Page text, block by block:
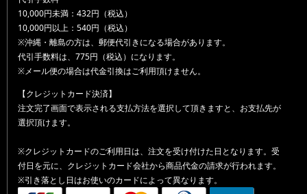
10,000円未満：432円（税込）
10,000円以上：540円（税込）
※沖縄・離島の方は、郵便代引きになる場合があります。
代引手数料は、775円（税込）になります。
※メール便の場合は代金引換はご利用頂けません。
【クレジットカード決済】
注文完了画面で表示される支払方法を選択して頂きますと、お支払先が
選択頂けます。
※クレジットカードのご利用日は、注文を受け付けた日となります。受
付日を元に、クレジットカード会社から商品代金の請求が行われます。
※引き落とし日はお使いのカードによって異なります。